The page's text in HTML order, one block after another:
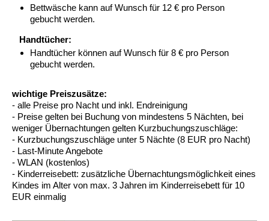
Bettwäsche kann auf Wunsch für 12 € pro Person
gebucht werden.
Handtücher:
Handtücher können auf Wunsch für 8 € pro Person
gebucht werden.
wichtige Preiszusätze:
- alle Preise pro Nacht und inkl. Endreinigung
- Preise gelten bei Buchung von mindestens 5 Nächten, bei
weniger Übernachtungen gelten Kurzbuchungszuschläge:
- Kurzbuchungszuschläge unter 5 Nächte (8 EUR pro Nacht)
- Last-Minute Angebote
- WLAN (kostenlos)
- Kinderreisebett: zusätzliche Übernachtungsmöglichkeit eines
Kindes im Alter von max. 3 Jahren im Kinderreisebett für 10
EUR einmalig